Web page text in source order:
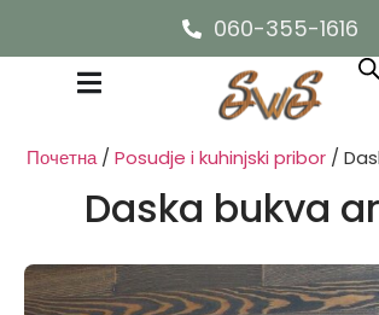
060-355-1616
Почетна/Posudje i kuhinjski pribor/
Daska bukva